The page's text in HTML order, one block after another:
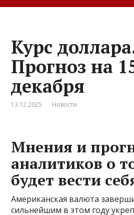
Курс
Прогноз на
декабря
13.12.2025 Новости
Мнения и
аналитиков о
будет вести
Американская валюта
сильнейшим в этом году